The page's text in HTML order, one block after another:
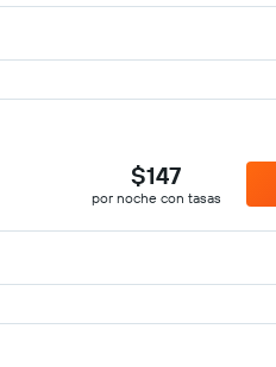
$147
por noche con tasas